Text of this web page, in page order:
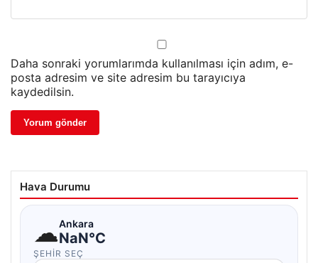
Daha sonraki yorumlarımda kullanılması için adım, e-
posta adresim ve site adresim bu tarayıcıya
kaydedilsin.
Hava Durumu
☁Ankara
NaN°C
ŞEHIR SEÇ